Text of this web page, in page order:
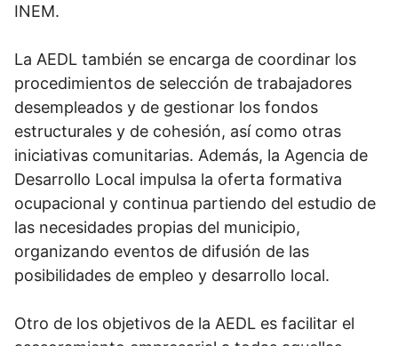
INEM.
La AEDL también se encarga de coordinar los
procedimientos de selección de trabajadores
desempleados y de gestionar los fondos
estructurales y de cohesión, así como otras
iniciativas comunitarias. Además, la Agencia de
Desarrollo Local impulsa la oferta formativa
ocupacional y continua partiendo del estudio de
las necesidades propias del municipio,
organizando eventos de difusión de las
posibilidades de empleo y desarrollo local.
Otro de los objetivos de la AEDL es facilitar el